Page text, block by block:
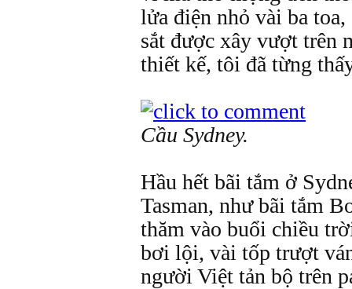
lửa điện nhỏ vài ba
sắt được xây vượt trên
thiết kế, tôi đã từng
Cầu Sydney.
Hầu hết bãi tắm ở
Tasman, như bãi tắm
thăm vào buổi chiều
bơi lội, vài tốp trượt
người Việt tản bộ trên